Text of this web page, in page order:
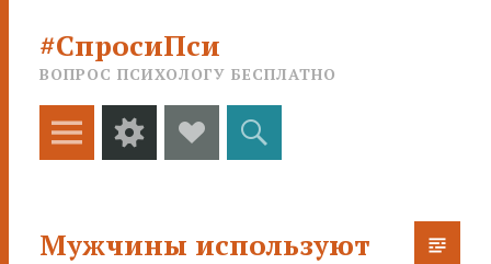
#СпросиПси
ВОПРОС ПСИХОЛОГУ БЕСПЛАТНО
Меню ВиджетыSocial
Links
Поиск
Мужчины используют